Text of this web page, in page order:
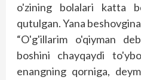
o'zining bolalari katta
qutulgan. Yana
“O'g'illarim o'qiyman
boshini chayqaydi
enangning qorniga,